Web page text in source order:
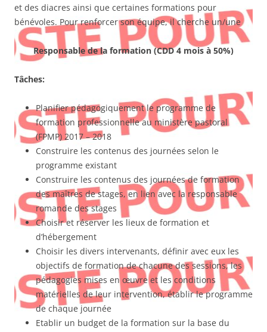
et des diacres ainsi que certaines formations pour
bénévoles. Pour renforcer son équipe, il cherche un/une
Responsable de la formation (CDD 4 mois à 50%)
Tâches:
Planifier pédagogiquement le programme de
formation professionnelle au ministère pastoral
(FPMP) 2017 – 2018
Construire les contenus des journées selon le
programme existant
Construire les contenus des journées de formation
des maîtres de stages, en lien avec la responsable
romande des stages
Choisir et réserver les lieux de formation et
d’hébergement
Choisir les divers intervenants, définir avec eux les
objectifs de formation de chacune des sessions, les
pédagogies mises en œuvre et les conditions
matérielles de leur intervention, établir le programme
de chaque journée
Etablir un budget de la formation sur la base du